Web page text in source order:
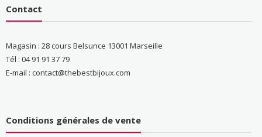
Contact
Magasin : 28 cours Belsunce 13001 Marseille
Tél : 04 91 91 37 79
E-mail : contact@thebestbijoux.com
Conditions générales de vente